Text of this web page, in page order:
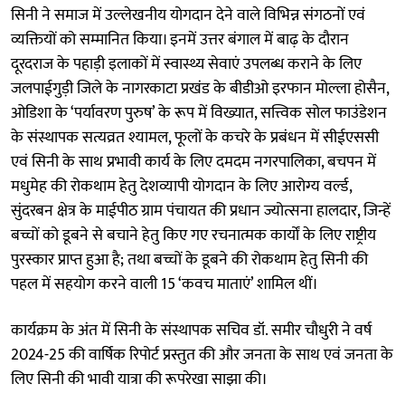
सिनी ने समाज में उल्लेखनीय योगदान देने वाले विभिन्न संगठनों एवं
व्यक्तियों को सम्मानित किया। इनमें उत्तर बंगाल में बाढ़ के दौरान
दूरदराज के पहाड़ी इलाकों में स्वास्थ्य सेवाएं उपलब्ध कराने के लिए
जलपाईगुड़ी जिले के नागरकाटा प्रखंड के बीडीओ इरफान मोल्ला होसैन,
ओडिशा के ‘पर्यावरण पुरुष’ के रूप में विख्यात, सत्त्विक सोल फाउंडेशन
के संस्थापक सत्यव्रत श्यामल, फूलों के कचरे के प्रबंधन में सीईएससी
एवं सिनी के साथ प्रभावी कार्य के लिए दमदम नगरपालिका, बचपन में
मधुमेह की रोकथाम हेतु देशव्यापी योगदान के लिए आरोग्य वर्ल्ड,
सुंदरबन क्षेत्र के माईपीठ ग्राम पंचायत की प्रधान ज्योत्सना हालदार, जिन्हें
बच्चों को डूबने से बचाने हेतु किए गए रचनात्मक कार्यों के लिए राष्ट्रीय
पुरस्कार प्राप्त हुआ है; तथा बच्चों के डूबने की रोकथाम हेतु सिनी की
पहल में सहयोग करने वाली 15 ‘कवच माताएं’ शामिल थीं।
कार्यक्रम के अंत में सिनी के संस्थापक सचिव डॉ. समीर चौधुरी ने वर्ष
2024-25 की वार्षिक रिपोर्ट प्रस्तुत की और जनता के साथ एवं जनता के
लिए सिनी की भावी यात्रा की रूपरेखा साझा की।